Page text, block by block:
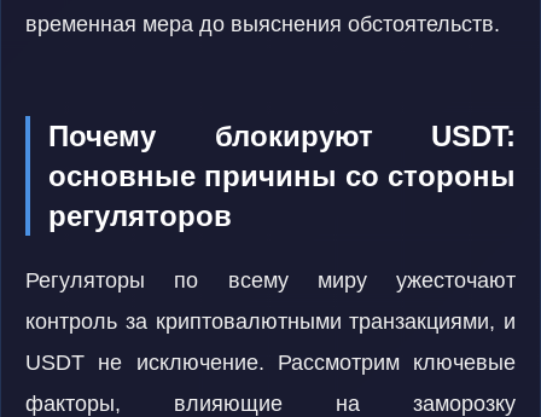
временная мера до выяснения обстоятельств.
Почему блокируют USDT:
основные причины со стороны
регуляторов
Регуляторы по всему миру ужесточают
контроль за криптовалютными транзакциями, и
USDT не исключение. Рассмотрим ключевые
факторы, влияющие на заморозку